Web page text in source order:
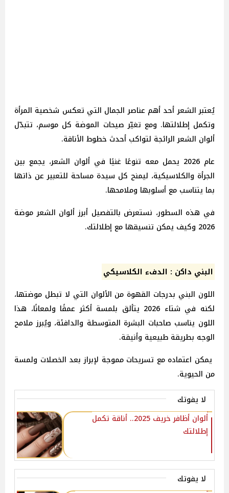
يُعتبر الشعر أحد أهم عناصر الجمال التي تعكس شخصية المرأة
وتكمل إطلالتها. ومع تغيّر صيحات الموضة كل موسم، تتبدّل
ألوان الشعر الرائجة لتواكب أحدث خطوط الأناقة.
عام 2026 يحمل معه تنوعًا غنيًا في ألوان الشعر، يجمع بين
الجرأة والكلاسيكية، ليمنح كل سيدة مساحة للتعبير عن ذاتها
بما يتناسب مع أسلوبها وملامحها.
في هذه السطور، نستعرض بالتفصيل أبرز ألوان الشعر موضة
2026 وكيف يمكن تنسيقها مع إطلالتك.
البني داكن : الدفء الكلاسيكي
اللون البني بدرجات القهوة من الألوان التي لا تبطل موضتها،
لكنه في شتاء 2026 يتألق بلمسة أكثر عمقًا ولمعانًا، هذا
اللون يناسب صاحبات البشرة المتوسطة والدافئة، ويُبرز ملامح
الوجه بطريقة طبيعية وأنيقة.
يمكن اعتماده مع تسريحات مموجة لإبراز بعد الخصلات ولمسة
من الحيوية.
لا يفوتك
ألوان أظافر خريف 2025.. أناقة تكمل
إطلالتك
لا يفوتك